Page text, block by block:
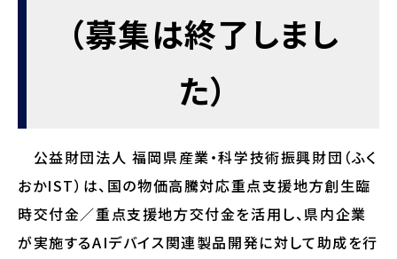
（募集は終了しまし
た）
公益財団法⼈ 福岡県産業・科学技術振興財団（ふく
おかIST）は、国の物価⾼騰対応重点⽀援地⽅創⽣臨
時交付⾦／重点⽀援地⽅交付⾦を活⽤し、県内企業
が実施するAIデバイス関連製品開発に対して助成を⾏